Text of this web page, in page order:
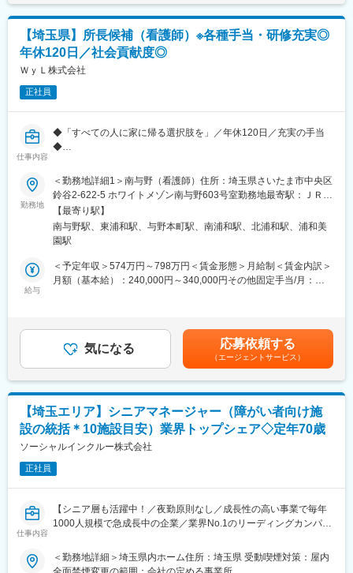
環境です。
・残業は月平均10時間程度です。ほぼ毎日定時退社している職員
もいます。
・比較的自由な職場なので、服装自由・ネイルOK、髪色も派手す
ぎなければ自由です！
【従業員構成】
東京・埼玉・千葉に複数の病院・クリニック・介護施設・保育園
を運営しているため、活躍の場が多いことも当グループの特徴で
す。
今後も事業拡大の予定があり、専門知識やスキルを持つ方、新し
いことに挑戦したい方を募集中です！
変更の範囲：会社の定める業務
■各エリアのシニア・エリアマネージャーを通じて、運営部分(グ
ループホームにて管理者を通じて利用者の支援)の業務マネジメン
ト全般
■各種行政対応(関係性構築、リスク管理・対応、コンプラ・事故
対応等）
■ホームの支援品質管理、改善
応
設備基準を満たした施設で、職員が24時間365日常駐しており、
日常生活上の援助や介護支援を受けながら住み慣れた地域で安心
して過ごせるグループホームになります。
【当社のコンセプト】『「ここでくらしたい」を創る』
ご利用者様にとってグループホームはまさに家そのものだといえ
ます。家族のように温かいスタッフたちとのコミュニケーション
を通して、ホームでの暮らしを楽しんでいただくために、「ここ
【当社の理念】『住まいで困っている障がい者が「0」の社会を創
る』
「ソーシャルインクルー」という社名は、「ソーシャルインクル
「ソーシャルインクルージョン」とは、
”すべての人々を孤独や孤立、排除や摩擦から援護し、健康で文化
的な生活の実現につなげるよう、社会の構成員として包み支え合
う”ことです。
何らかの理由で社会との接点が少なくなってしまった人を社会が
包み込むという意味合いで、障がい者や貧困層、子ども、高齢者
や女性、移民など、社会的弱者を含むすべての人の健康で文化的
な生活の実現を目的としてします。
定手当を含めた表記です。
【埼玉県】所長候補（看護師）※各種手当・研修充実◎
年休120日／社会貢献度◎
ＷｙＬ株式会社
正社員
仕事内容
◆「すべての人に家に帰る選択肢を」／年休120日／充実の手当
◆
■業務内容：
＼新規OPENの訪問看護ステーションで所長として更にスキルア
ップ／
これまでのご経験を活かして新たにチャレンジしたいという方も
大歓迎。
入職後、3ヶ月を目安とした同行訪問を実施しますので、安心して
スタートできます。
務をお願いします。
・定期の申し送り：なし
・社内カンファレンス：週1回・お昼に1時間
・各種の連絡調整や担当者会議等への参加
・訪問の記録、各種書類の作成（電子カルテ使用）
・直行直帰：可
＊疾患や症例の傾向：慢性期の方から、終末期、難病、小児、精
神科等、幅広くお受けしています。
＊入職後、3ヶ月を目安とした同行訪問を実施します。
■キャリアステップ
ジェネラリストやスペシャリスト・マネジメントとキャリア選択
勤務地
＜勤務地詳細1＞南与野（看護師）住所：埼玉県さいたま市中央区
鈴谷2-622-5 ホワイトメゾン南与野603号室勤務地最寄駅：ＪＲ埼
京線線／南与野駅受動喫煙対策：屋内全面禁煙＜勤務地詳細2＞浦
和住所：埼玉県さいたま市緑区東浦和4-1-17 東宏ビル5-2F受動喫
煙対策：屋内全面禁煙変更の範囲：会社の定める事業所
【最寄り駅】
南与野駅、東浦和駅、与野本町駅、南浦和駅、北浦和駅、浦和美
園駅
給与
＜予定年収＞574万円～798万円＜賃金形態＞月給制＜賃金内訳＞
月額（基本給）：240,000円～340,000円その他固定手当/月：
護師手当：40,000円※特定行為・認定看護師・専門看護師をお持
ちの場合は+5,000円追加支給、 特定行為＋認定or専門看護師を
お持ちの場合：10,000円を支給いたします。賃金はあくまでも目
安の金額であり、選考を通じて上下する可能性があります。月給
(月額)は固定手当を含めた表記です。
気になる 応募依頼する
（エージェントサービス）
【埼玉エリア】シニアマネージャー（障がい者向け施
設の統括＊10施設目安）業界トップシェア◇定年70歳
ソーシャルインクルー株式会社
正社員
仕事内容
【シニア層も活躍中！／夜勤原則なし／成長性の高い事業で毎年
1000人規模で急成長中の企業／業界No.1のリーディングカンパニ
【業務内容】
＜勤務地詳細＞埼玉県内ホーム住所：埼玉県 受動喫煙対策：屋内